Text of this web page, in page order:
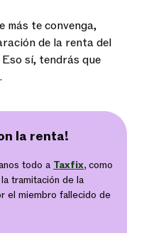
más te convenga,
de la renta del
sí, tendrás que
la renta!
todo a Taxfix, como
tramitación de la
el miembro fallecido de